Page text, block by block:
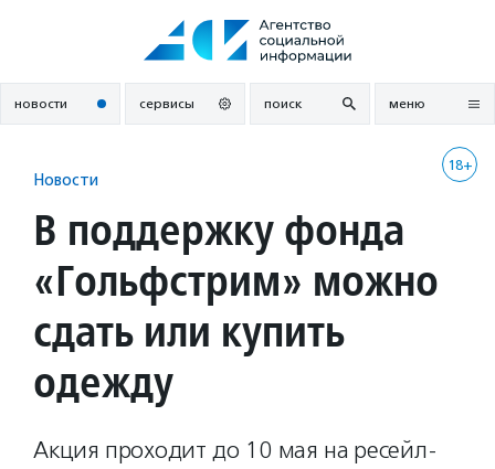
новости сервисы поиск меню
18+
Новости
В поддержку фонда
«Гольфстрим» можно
сдать или купить
одежду
Акция проходит до 10 мая на ресейл-